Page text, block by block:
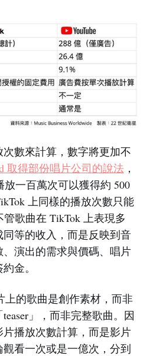
數來計算，數字將更加不
取得部份唱片公司的說法 ，
放一百萬次可以獲得約 500
上同樣的播放次數只能
歌曲在 TikTok 上表現多
等的收入，而是反映到音
演出的需求與價碼、唱片
金。
上的歌曲是創作素材，而非
」，而非完整歌曲。因
播放次數計算，而是影片
看一次或是一億次，分到